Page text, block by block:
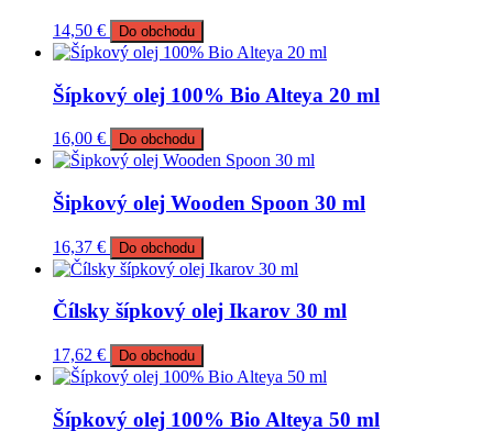
14,50 € Do obchodu
Šípkový olej 100% Bio Alteya 20 ml
16,00 € Do obchodu
Šipkový olej Wooden Spoon 30 ml
16,37 € Do obchodu
Čílsky šípkový olej Ikarov 30 ml
17,62 € Do obchodu
Šípkový olej 100% Bio Alteya 50 ml